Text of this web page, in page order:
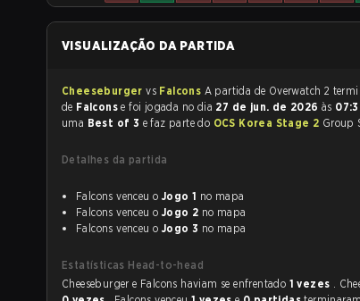
VISUALIZAÇÃO DA PARTIDA
Cheeseburgervs Falcons A partida de
de Falcons e foi jogada no dia 27 de jun. de 2026 às
uma Best of 3 e faz parte do OCS Korea Stage 2 Group
Detalhes da partida
Falcons venceu o Jogo 1 no mapa
Falcons venceu o Jogo 2 no mapa
Falcons venceu o Jogo 3 no mapa
Estatísticas Head-to-head
Cheeseburger e Falcons haviam se enfrentado 1 vezes .